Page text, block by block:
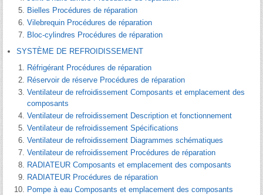
Bielles Procédures de réparation
Vilebrequin Procédures de réparation
Bloc-cylindres Procédures de réparation
SYSTÈME DE REFROIDISSEMENT
Réfrigérant Procédures de réparation
Réservoir de réserve Procédures de réparation
Ventilateur de refroidissement Composants et emplacement des
composants
Ventilateur de refroidissement Description et fonctionnement
Ventilateur de refroidissement Spécifications
Ventilateur de refroidissement Diagrammes schématiques
Ventilateur de refroidissement Procédures de réparation
RADIATEUR Composants et emplacement des composants
RADIATEUR Procédures de réparation
Pompe à eau Composants et emplacement des composants